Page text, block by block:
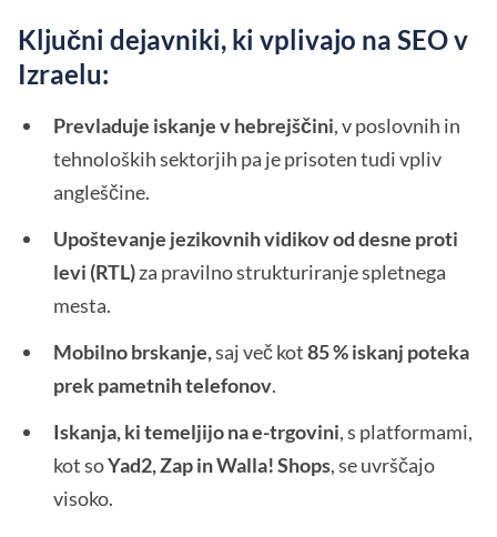
Ključni dejavniki, ki vplivajo na SEO v
Izraelu:
Prevladuje iskanje v hebrejščini, v poslovnih in
tehnoloških sektorjih pa je prisoten tudi vpliv
angleščine.
Upoštevanje jezikovnih vidikov od desne proti
levi (RTL)za pravilno strukturiranje spletnega
mesta.
Mobilno brskanje,saj več kot85 % iskanj poteka
prek pametnih telefonov.
Iskanja, ki temeljijo na e-trgovini, s platformami,
kot soYad2, Zap in Walla! Shops, se uvrščajo
visoko.